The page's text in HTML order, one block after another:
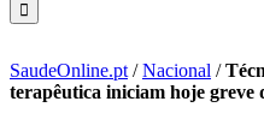
SaudeOnline.pt /Nacional /
terapêutica iniciam hoje greve